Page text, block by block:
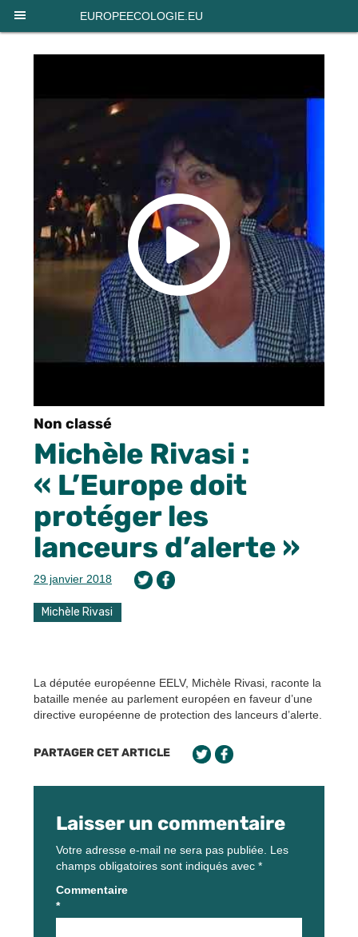
EUROPEECOLOGIE.EU
Non classé
Michèle Rivasi :
« L’Europe doit
protéger les
lanceurs d’alerte »
29 janvier 2018
Michèle Rivasi
La députée européenne EELV, Michèle Rivasi, raconte la
bataille menée au parlement européen en faveur d’une
directive européenne de protection des lanceurs d’alerte.
PARTAGER CET ARTICLE
Laisser un commentaire
Votre adresse e-mail ne sera pas publiée. Les
champs obligatoires sont indiqués avec *
Commentaire
*